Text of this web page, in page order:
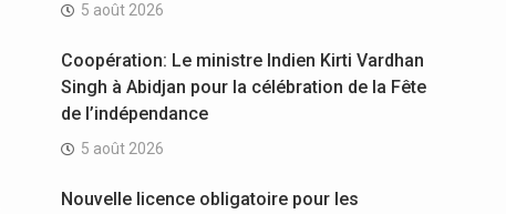
5 août 2026
Coopération: Le ministre Indien Kirti Vardhan
Singh à Abidjan pour la célébration de la Fête
de l’indépendance
5 août 2026
Nouvelle licence obligatoire pour les